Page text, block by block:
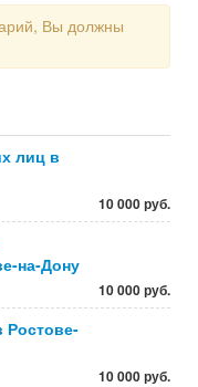
Вы должны
лиц в
10 000 руб.
на-Дону
10 000 руб.
Ростове-
10 000 руб.